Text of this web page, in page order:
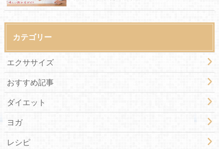
カテゴリー
エクササイズ
おすすめ記事
ダイエット
ヨガ
レシピ